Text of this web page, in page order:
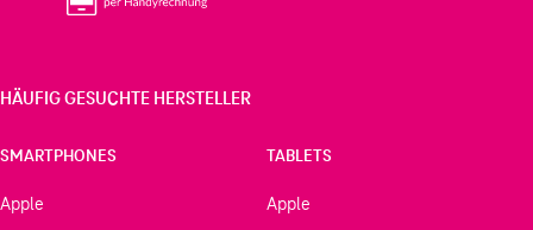
HÄUFIG GESUCHTE HERSTELLER
SMARTPHONES
Apple
TABLETS
Apple